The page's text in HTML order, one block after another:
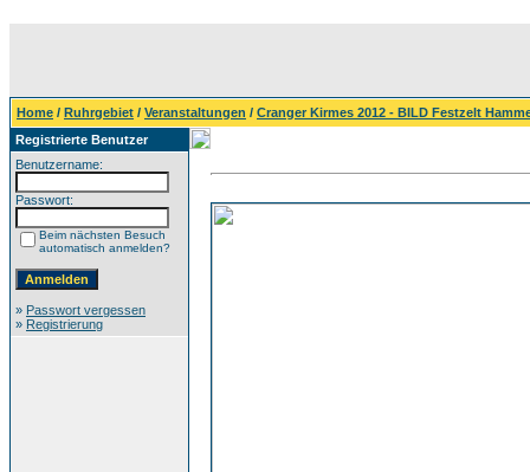
Home / Ruhrgebiet / Veranstaltungen / Cranger Kirmes 2012 - BILD Festzelt
Registrierte Benutzer
Benutzername:
Passwort:
Beim nächsten Besuch
automatisch anmelden?
» Passwort vergessen
» Registrierung